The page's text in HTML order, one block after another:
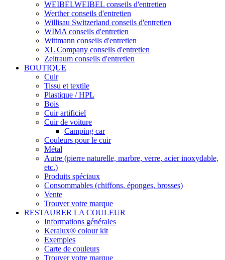
WEIBELWEIBEL conseils d'entretien
Werther conseils d'entretien
Willisau Switzerland conseils d'entretien
WIMA conseils d'entretien
Wittmann conseils d'entretien
XL Company conseils d'entretien
Zeitraum conseils d'entretien
BOUTIQUE
Cuir
Tissu et textile
Plastique / HPL
Bois
Cuir artificiel
Cuir de voiture
Camping car
Couleurs pour le cuir
Métal
Autre (pierre naturelle, marbre, verre, acier inoxydable,
etc.)
Produits spéciaux
Consommables (chiffons, éponges, brosses)
Vente
Trouver votre marque
RESTAURER LA COULEUR
Informations générales
Keralux® colour kit
Exemples
Carte de couleurs
Trouver votre marque